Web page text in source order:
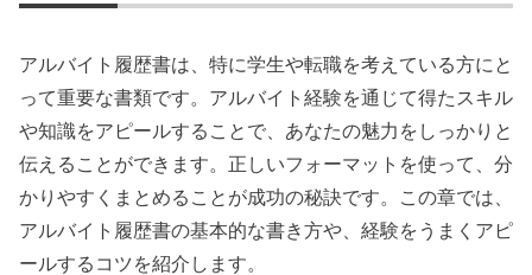
アルバイト履歴書は、特に学生や転職を考えている方にと
って重要な書類です。アルバイト経験を通じて得たスキル
や知識をアピールすることで、あなたの魅力をしっかりと
伝えることができます。正しいフォーマットを使って、分
かりやすくまとめることが成功の秘訣です。この章では、
アルバイト履歴書の基本的な書き方や、経験をうまくアピ
ールするコツを紹介します。